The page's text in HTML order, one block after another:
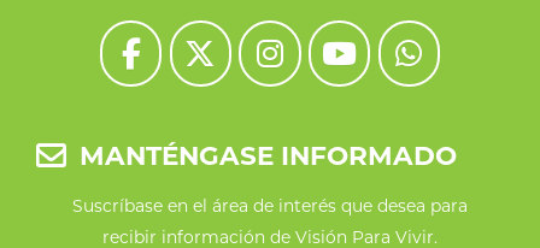
MANTÉNGASE INFORMADO
Suscríbase en el área de interés que desea para
recibir información de Visión Para Vivir.